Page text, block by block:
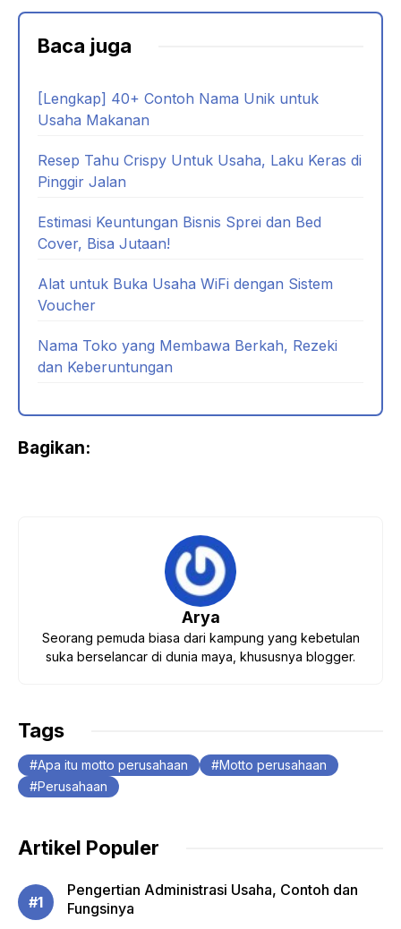
Baca juga
[Lengkap] 40+ Contoh Nama Unik untuk
Usaha Makanan
Resep Tahu Crispy Untuk Usaha, Laku Keras di
Pinggir Jalan
Estimasi Keuntungan Bisnis Sprei dan Bed
Cover, Bisa Jutaan!
Alat untuk Buka Usaha WiFi dengan Sistem
Voucher
Nama Toko yang Membawa Berkah, Rezeki
dan Keberuntungan
Bagikan:
Arya
Seorang pemuda biasa dari kampung yang kebetulan
suka berselancar di dunia maya, khususnya blogger.
Tags
Apa itu motto perusahaan
Motto perusahaan
Perusahaan
Artikel Populer
Pengertian Administrasi Usaha, Contoh dan
Fungsinya